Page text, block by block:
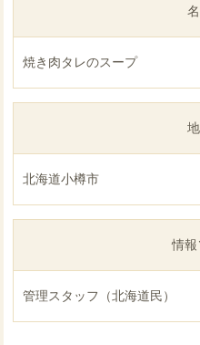
焼き肉タレのスープ
北海道小樽市
情報
管理スタッフ（北海道民）